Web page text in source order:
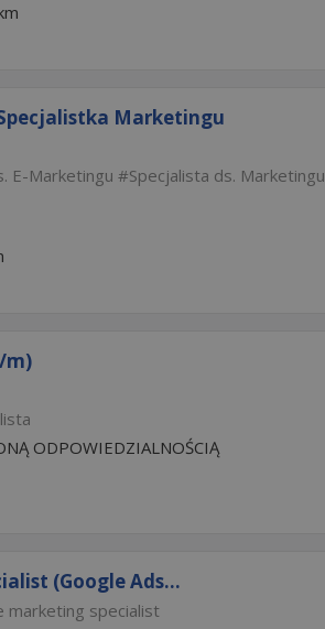
Marketingu
E-Marketingu Specjalista ds. Marketingu
m)
ODPOWIEDZIALNOŚCIĄ
(Google Ads...
marketing specialist